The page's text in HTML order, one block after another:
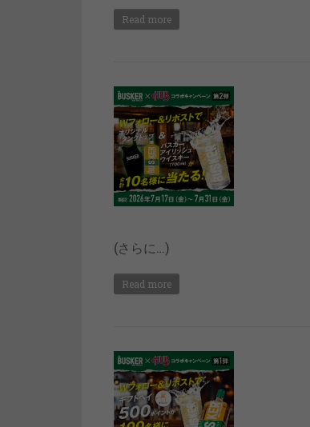
Read more
(さらに…)
Read more